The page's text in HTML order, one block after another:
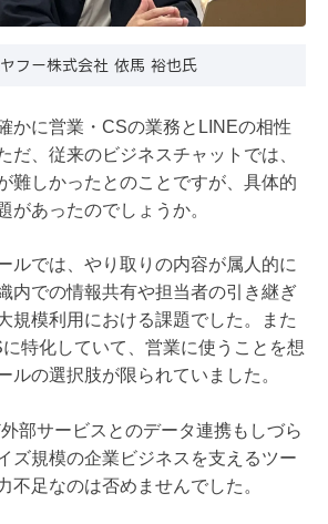
フー株式会社 依馬 裕也氏
かに営業・CSの業務とLINEの相性
だ、従来のビジネスチャットでは、
難しかったとのことですが、具体的
があったのでしょうか。
ル​​では、やり取りの内容が属人的に
内での情報共有や担当者の引き継ぎ
規模利用における課題でした。​​​また
特化していて、​​営業に使うことを想
ルの選択肢が限られていました。​
部サービスとのデータ連携もしづら
ズ規模の企業ビジネスを支えるツー
不足なのは否めませんでした。